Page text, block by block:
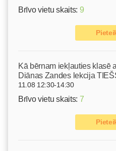
Brīvo vietu skaits: 9
Kā bērnam iekļauties klasē
Diānas Zandes lekcija
11.08 12:30-14:30
Brīvo vietu skaits: 7